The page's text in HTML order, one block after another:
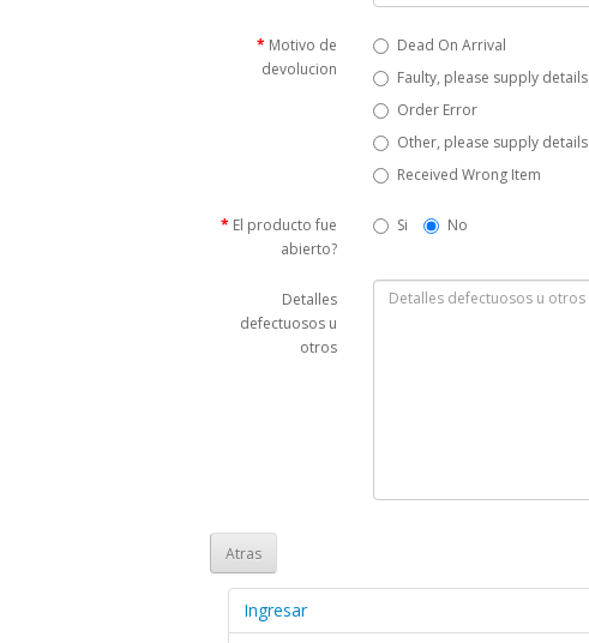
Motivo de
devolucion
Dead On Arrival
Faulty, please supply details
Order Error
Other, please supply details
Received Wrong Item
El producto fue
abierto?
Si No
Detalles
defectuosos u
otros
Atras
Ingresar